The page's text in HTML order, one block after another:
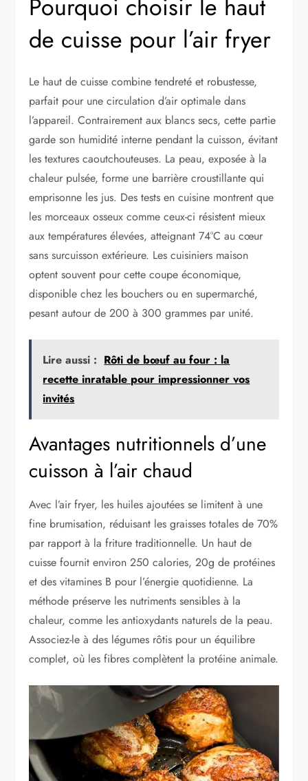
Pourquoi choisir le haut
de cuisse pour l’air fryer
Le haut de cuisse combine tendreté et robustesse,
parfait pour une circulation d’air optimale dans
l’appareil. Contrairement aux blancs secs, cette partie
garde son humidité interne pendant la cuisson, évitant
les textures caoutchouteuses. La peau, exposée à la
chaleur pulsée, forme une barrière croustillante qui
emprisonne les jus. Des tests en cuisine montrent que
les morceaux osseux comme ceux-ci résistent mieux
aux températures élevées, atteignant 74°C au cœur
sans surcuisson extérieure. Les cuisiniers maison
optent souvent pour cette coupe économique,
disponible chez les bouchers ou en supermarché,
pesant autour de 200 à 300 grammes par unité.
Lire aussi : Rôti de bœuf au four : la
recette inratable pour impressionner vos
invités
Avantages nutritionnels d’une
cuisson à l’air chaud
Avec l’air fryer, les huiles ajoutées se limitent à une
fine brumisation, réduisant les graisses totales de 70%
par rapport à la friture traditionnelle. Un haut de
cuisse fournit environ 250 calories, 20g de protéines
et des vitamines B pour l’énergie quotidienne. La
méthode préserve les nutriments sensibles à la
chaleur, comme les antioxydants naturels de la peau.
Associez-le à des légumes rôtis pour un équilibre
complet, où les fibres complètent la protéine animale.